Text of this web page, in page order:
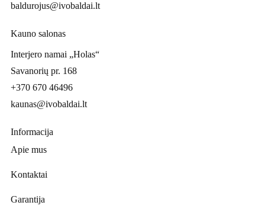
baldurojus@ivobaldai.lt
Kauno salonas
Interjero namai „Holas“
Savanorių pr. 168
+370 670 46496
kaunas@ivobaldai.lt
Informacija
Apie mus
Kontaktai
Garantija